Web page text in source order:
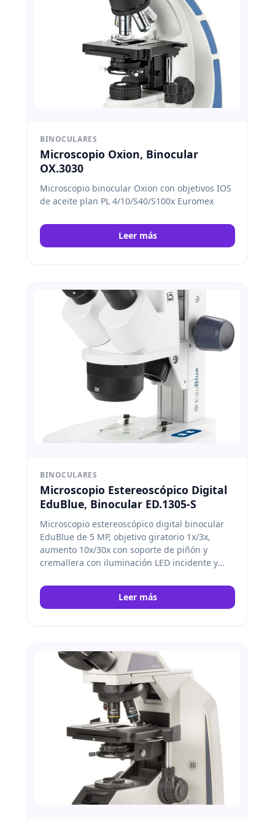
BINOCULARES
Microscopio Oxion, Binocular
OX.3030
Microscopio binocular Oxion con objetivos IOS
de aceite plan PL 4/10/S40/S100x Euromex
Leer más
BINOCULARES
Microscopio Estereoscópico Digital
EduBlue, Binocular ED.1305-S
Microscopio estereoscópico digital binocular
EduBlue de 5 MP, objetivo giratorio 1x/3x,
aumento 10x/30x con soporte de piñón y
cremallera con iluminación LED incidente y
Leer más